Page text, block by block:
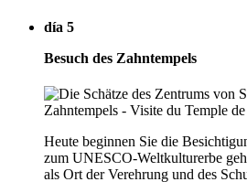
día 5
Besuch des Zahntempels
Heute beginnen Sie die
zum UNESCO-Weltkulturerbe
als Ort der Verehrung und des